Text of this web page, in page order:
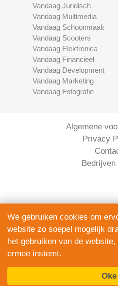
Vandaag Juridisch
Vandaag Multimedia
Vandaag Schoonmaak
Vandaag Scooters
Vandaag Elektronica
Vandaag Financieel
Vandaag Development
Vandaag Marketing
Vandaag Fotografie
Algemene
Privacy
Bedrijven
Serviceright
The Right Service
alle rechten
We gebruiken cookies om
website zo soepel mogelijk
het gebruiken van de
ermee instemt.
Oke